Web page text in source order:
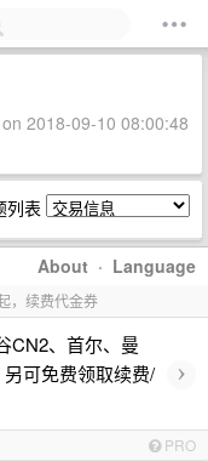
2018-09-10 08:00:48
列表
About · Language
，续费代金券
CN2、首尔、曼
可免费领取续费/
›
PRO